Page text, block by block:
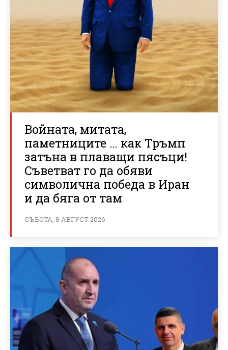
Войната, митата,
паметниците … как Тръмп
затъна в плаващи пясъци!
Съветват го да обяви
символична победа в Иран
и да бяга от там
СЪБОТА, 8 АВГУСТ 2026